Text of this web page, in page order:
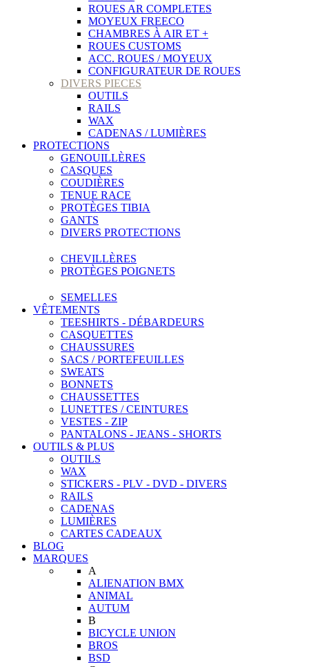
ROUES AR COMPLETES
MOYEUX FREECO
CHAMBRES À AIR ET +
ROUES CUSTOMS
ACC. ROUES / MOYEUX
CONFIGURATEUR DE ROUES
DIVERS PIECES
OUTILS
RAILS
WAX
CADENAS / LUMIÈRES
PROTECTIONS
GENOUILLÈRES
CASQUES
COUDIÈRES
TENUE RACE
PROTÈGES TIBIA
GANTS
DIVERS PROTECTIONS
CHEVILLÈRES
PROTÈGES POIGNETS
SEMELLES
VÊTEMENTS
TEESHIRTS - DÉBARDEURS
CASQUETTES
CHAUSSURES
SACS / PORTEFEUILLES
SWEATS
BONNETS
CHAUSSETTES
LUNETTES / CEINTURES
VESTES - ZIP
PANTALONS - JEANS - SHORTS
OUTILS & PLUS
OUTILS
WAX
STICKERS - PLV - DVD - DIVERS
RAILS
CADENAS
LUMIÈRES
CARTES CADEAUX
BLOG
MARQUES
A
ALIENATION BMX
ANIMAL
AUTUM
B
BICYCLE UNION
BROS
BSD